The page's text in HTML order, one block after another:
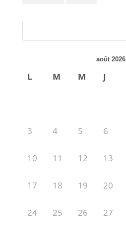
août 2026
L M M J
3 4 5 6
10 11 12 13
17 18 19 20
24 25 26 27